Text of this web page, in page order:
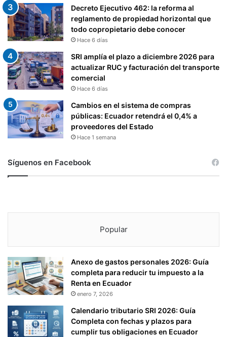
Decreto Ejecutivo 462: la reforma al
reglamento de propiedad horizontal que
todo copropietario debe conocer
Hace 6 días
SRI amplía el plazo a diciembre 2026 para
actualizar RUC y facturación del transporte
comercial
Hace 6 días
Cambios en el sistema de compras
públicas: Ecuador retendrá el 0,4% a
proveedores del Estado
Hace 1 semana
Síguenos en Facebook
Popular
Anexo de gastos personales 2026: Guía
completa para reducir tu impuesto a la
Renta en Ecuador
enero 7, 2026
Calendario tributario SRI 2026: Guía
Completa con fechas y plazos para
cumplir tus obligaciones en Ecuador